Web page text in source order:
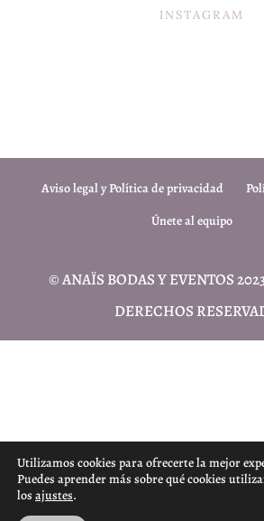
INSTAGRAM
Aviso legal y Política de privacidad
Únete al equipo
© ANAÏS BODAS Y EVENTOS
DERECHOS
Utilizamos cookies para ofrecerte la mejor
Puedes aprender más sobre qué cookies
los ajustes.